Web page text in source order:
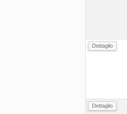
Dettaglio
Dettaglio